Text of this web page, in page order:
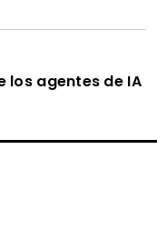
los agentes de IA